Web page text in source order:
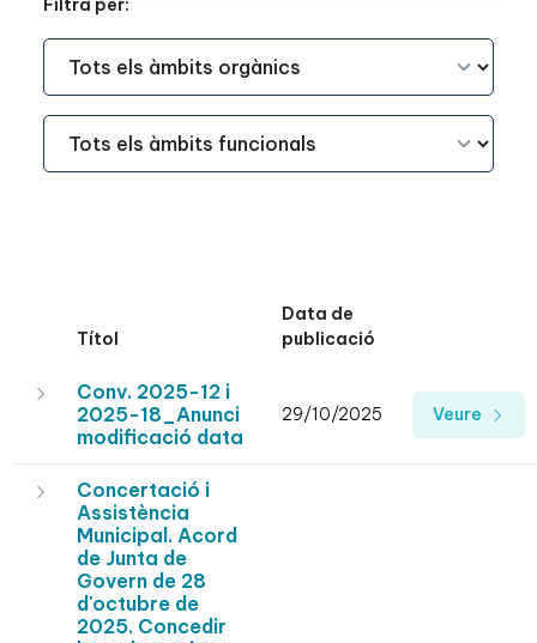
Filtra per:
Àmbit Funcional
Àmbit Funcional
Títol
Data de
publicació
Conv. 2025-12 i
2025-18_Anunci
modificació data
29/10/2025 Veure
Concertació i
Assistència
Municipal. Acord
de Junta de
Govern de 28
d'octubre de
2025. Concedir